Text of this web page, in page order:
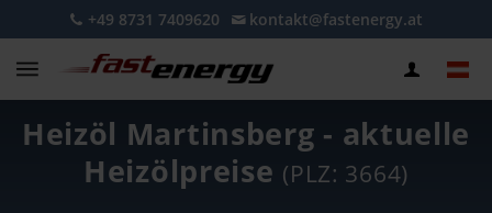
+49 8731 7409620 kontakt@fastenergy.at
Heizöl Martinsberg - aktuelle
Heizölpreise (PLZ: 3664)